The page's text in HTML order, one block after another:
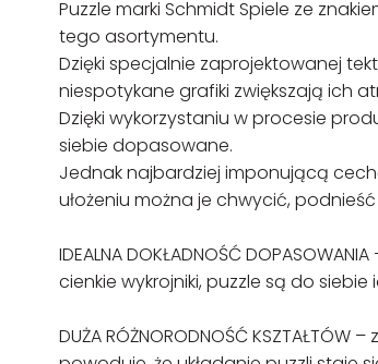
Puzzle marki Schmidt Spiele ze
tego asortymentu.
Dzięki specjalnie zaprojektowanej
niespotykane grafiki zwiększają ich
Dzięki wykorzystaniu w procesie
siebie dopasowane.
Jednak najbardziej imponującą
ułożeniu można je chwycić,
IDEALNA DOKŁADNOŚĆ
cienkie wykrojniki, puzzle są do
DUŻA RÓŻNORODNOŚĆ